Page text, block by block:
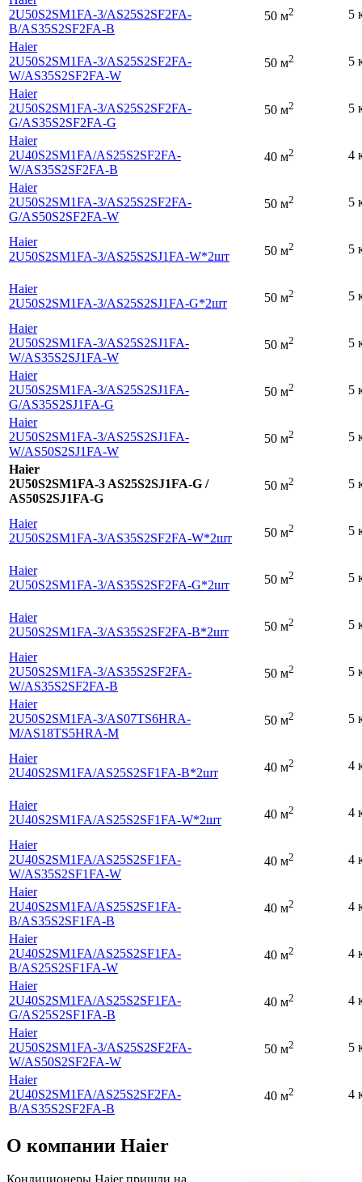
2U50S2SM1FA-3/AS25S2SF2FA-
B/AS35S2SF2FA-B
50 м2 5
Haier
2U50S2SM1FA-3/AS25S2SF2FA-
W/AS35S2SF2FA-W
50 м2 5
Haier
2U50S2SM1FA-3/AS25S2SF2FA-
G/AS35S2SF2FA-G
50 м2 5
Haier
2U40S2SM1FA/AS25S2SF2FA-
W/AS35S2SF2FA-B
40 м2 4
Haier
2U50S2SM1FA-3/AS25S2SF2FA-
G/AS50S2SF2FA-W
50 м2 5
Haier
2U50S2SM1FA-3/AS25S2SJ1FA-W*2шт 50 м2 5
Haier
2U50S2SM1FA-3/AS25S2SJ1FA-G*2шт 50 м2 5
Haier
2U50S2SM1FA-3/AS25S2SJ1FA-
W/AS35S2SJ1FA-W
50 м2 5
Haier
2U50S2SM1FA-3/AS25S2SJ1FA-
G/AS35S2SJ1FA-G
50 м2 5
Haier
2U50S2SM1FA-3/AS25S2SJ1FA-
W/AS50S2SJ1FA-W
50 м2 5
Haier
2U50S2SM1FA-3 AS25S2SJ1FA-G /
AS50S2SJ1FA-G
50 м2 5
Haier
2U50S2SM1FA-3/AS35S2SF2FA-W*2шт 50 м2 5
Haier
2U50S2SM1FA-3/AS35S2SF2FA-G*2шт 50 м2 5
Haier
2U50S2SM1FA-3/AS35S2SF2FA-B*2шт 50 м2 5
Haier
2U50S2SM1FA-3/AS35S2SF2FA-
W/AS35S2SF2FA-B
50 м2 5
Haier
2U50S2SM1FA-3/AS07TS6HRA-
M/AS18TS5HRA-M
50 м2 5
Haier
2U40S2SM1FA/AS25S2SF1FA-B*2шт 40 м2 4
Haier
2U40S2SM1FA/AS25S2SF1FA-W*2шт 40 м2 4
Haier
2U40S2SM1FA/AS25S2SF1FA-
W/AS35S2SF1FA-W
40 м2 4
Haier
2U40S2SM1FA/AS25S2SF1FA-
B/AS35S2SF1FA-B
40 м2 4
Haier
2U40S2SM1FA/AS25S2SF1FA-
B/AS25S2SF1FA-W
40 м2 4
Haier
2U40S2SM1FA/AS25S2SF1FA-
G/AS25S2SF1FA-B
40 м2 4
Haier
2U50S2SM1FA-3/AS25S2SF2FA-
W/AS50S2SF2FA-W
50 м2 5
Haier
2U40S2SM1FA/AS25S2SF2FA-
B/AS35S2SF2FA-B
40 м2 4
О компании Haier